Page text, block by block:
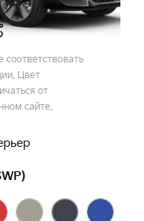
Цвет
от
сайте.